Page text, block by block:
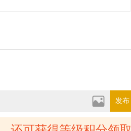
发布